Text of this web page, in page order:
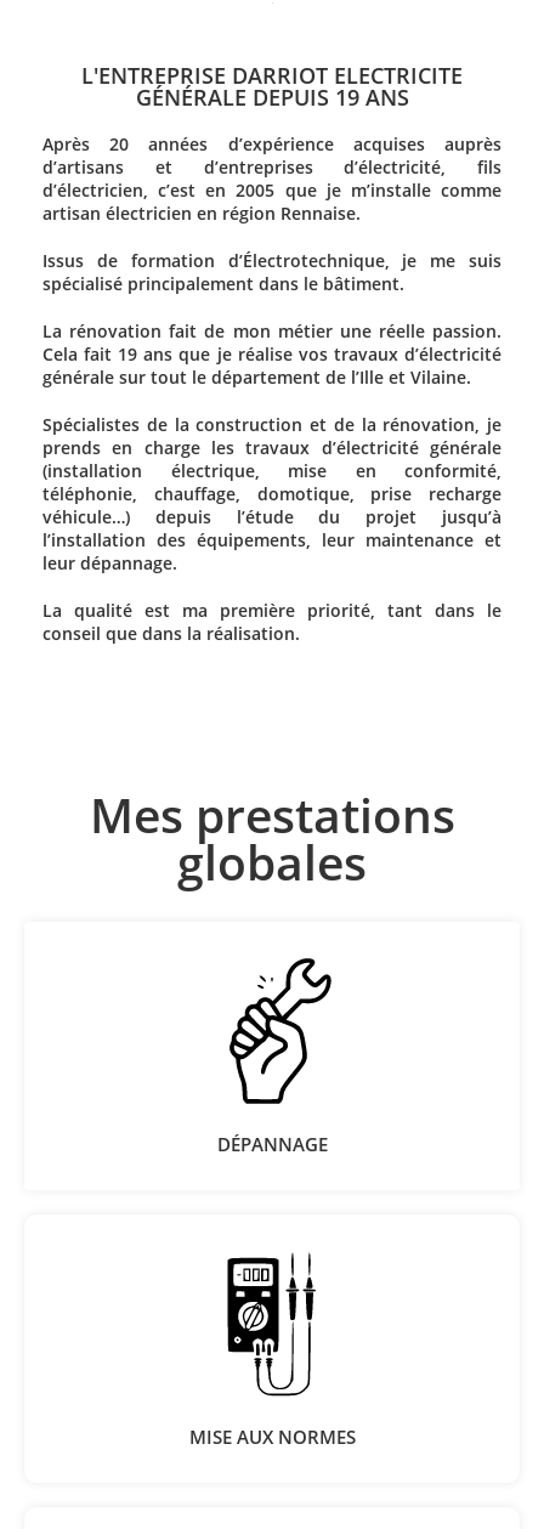
L'ENTREPRISE DARRIOT ELECTRICITE
GÉNÉRALE DEPUIS 19 ANS
Après 20 années d’expérience acquises auprès
d’artisans et d’entreprises d’électricité, fils
d’électricien, c’est en 2005 que je m’installe comme
artisan électricien en région Rennaise.
Issus de formation d’Électrotechnique, je me suis
spécialisé principalement dans le bâtiment.
La rénovation fait de mon métier une réelle passion.
Cela fait 19 ans que je réalise vos travaux d’électricité
générale sur tout le département de l’Ille et Vilaine.
Spécialistes de la construction et de la rénovation, je
prends en charge les travaux d’électricité générale
(installation électrique, mise en conformité,
téléphonie, chauffage, domotique, prise recharge
véhicule…) depuis l’étude du projet jusqu’à
l’installation des équipements, leur maintenance et
leur dépannage.
La qualité est ma première priorité, tant dans le
conseil que dans la réalisation.
Mes prestations
globales
DÉPANNAGE
MISE AUX NORMES